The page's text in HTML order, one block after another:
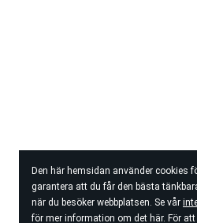
Den här hemsidan använder cookies
garantera att du får den bästa
när du besöker webbplatsen. Se vår
för mer information om det här. För